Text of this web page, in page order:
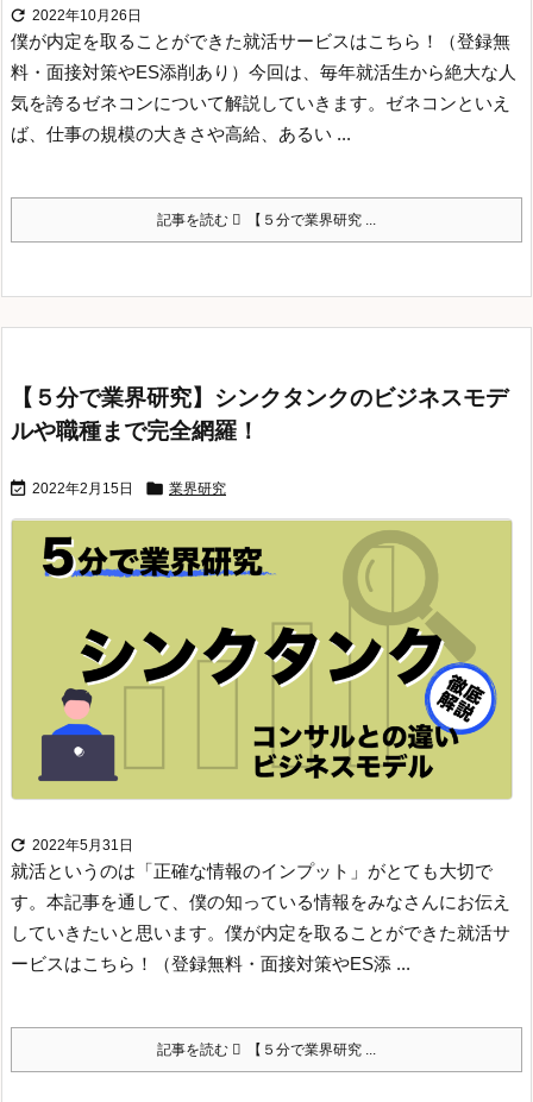
 2022年10月26日
僕が内定を取ることができた就活サービスはこちら！（登録無
料・面接対策やES添削あり） 今回は、毎年就活生から絶大な人
気を誇るゼネコンについて解説していきます。 ゼネコンといえ
ば、仕事の規模の大きさや高給、あるい ...
記事を読む 【５分で業界研究 ...
【５分で業界研究】シンクタンクのビジネスモデ
ルや職種まで完全網羅！
 2022年2月15日  業界研究
 2022年5月31日
就活というのは「正確な情報のインプット」がとても大切で
す。 本記事を通して、僕の知っている情報をみなさんにお伝え
していきたいと思います。 僕が内定を取ることができた就活サ
ービスはこちら！（登録無料・面接対策やES添 ...
記事を読む 【５分で業界研究 ...